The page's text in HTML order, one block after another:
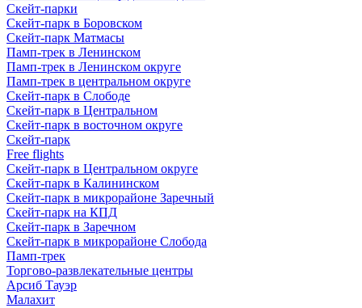
Скейт-парки
Скейт-парк в Боровском
Скейт-парк Матмасы
Памп-трек в Ленинском
Памп-трек в Ленинском округе
Памп-трек в центральном округе
Скейт-парк в Слободе
Скейт-парк в Центральном
Скейт-парк в восточном округе
Скейт-парк
Free flights
Скейт-парк в Центральном округе
Скейт-парк в Калининском
Скейт-парк в микрорайоне Заречный
Скейт-парк на КПД
Скейт-парк в Заречном
Скейт-парк в микрорайоне Слобода
Памп-трек
Торгово-развлекательные центры
Арсиб Тауэр
Малахит